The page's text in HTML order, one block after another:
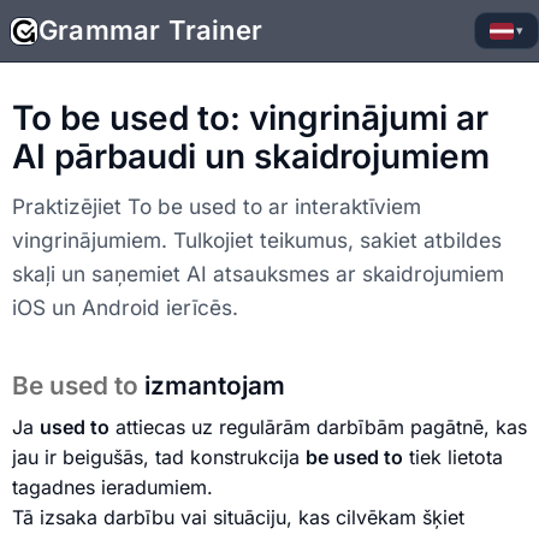
Grammar Trainer ▾
To be used to: vingrinājumi ar
AI pārbaudi un skaidrojumiem
Praktizējiet To be used to ar interaktīviem
vingrinājumiem. Tulkojiet teikumus, sakiet atbildes
skaļi un saņemiet AI atsauksmes ar skaidrojumiem
iOS un Android ierīcēs.
Be used to izmantojam
Ja used to attiecas uz regulārām darbībām pagātnē, kas
jau ir beigušās, tad konstrukcija be used to tiek lietota
tagadnes ieradumiem.
Tā izsaka darbību vai situāciju, kas cilvēkam šķiet